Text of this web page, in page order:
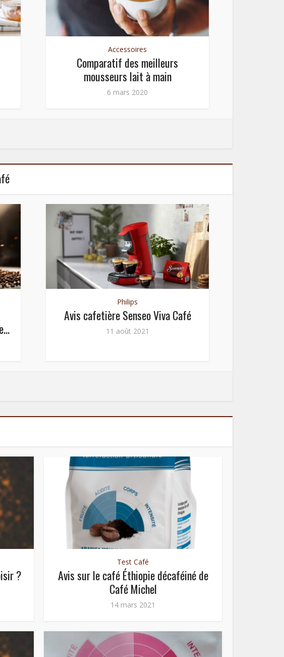
Accessoires
Comparatif des meilleurs
mousseurs lait à main
6 mars 2020
Philips
Avis cafetière Senseo Viva Café
11 août 2021
?
Test Café
Avis sur le café Éthiopie décaféiné de
Café Michel
14 mars 2021